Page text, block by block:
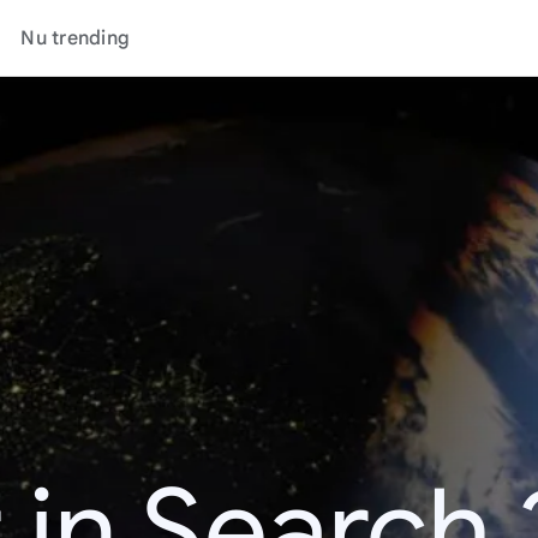
Nu trending